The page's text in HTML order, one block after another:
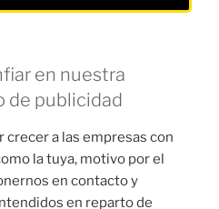
en nuestra
de publicidad
a las empresas con
la tuya, motivo por el
en contacto y
en reparto de